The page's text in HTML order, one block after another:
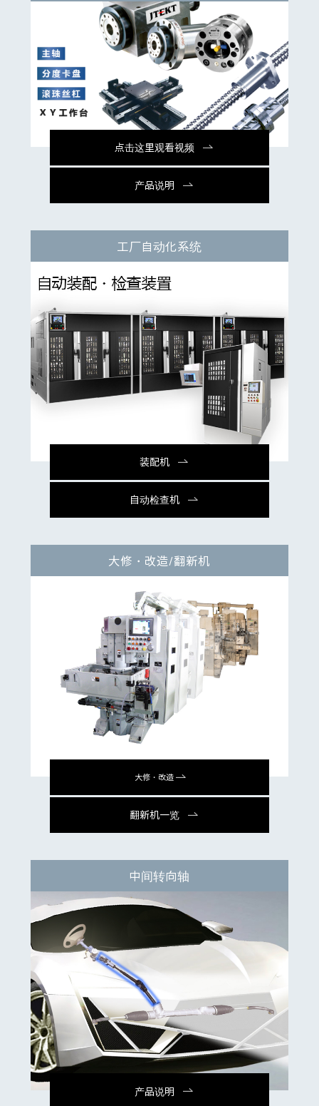
点击这里观看视频
产品说明
工厂自动化系统
装配机
自动检查机
大修・改造/翻新机
大修・改造
翻新机一览
中间转向轴
产品说明